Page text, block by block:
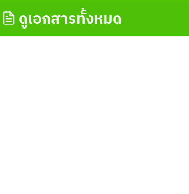
ดูเอกสารทั้งหมด